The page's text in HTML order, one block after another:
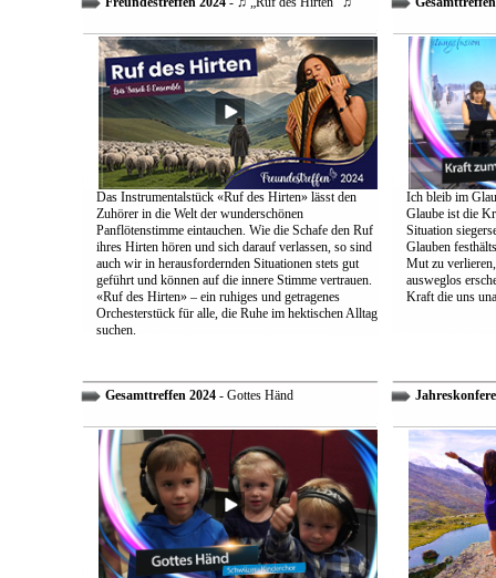
Das Instrumentalstück «Ruf des Hirten» lässt den
Zuhörer in die Welt der wunderschönen
Panflötenstimme eintauchen. Wie die Schafe den Ruf
ihres Hirten hören und sich darauf verlassen, so sind
auch wir in herausfordernden Situationen stets gut
geführt und können auf die innere Stimme vertrauen.
«Ruf des Hirten» – ein ruhiges und getragenes
Orchesterstück für alle, die Ruhe im hektischen Alltag
suchen.
Ich bleib im
Glaube ist die
Situation
Glauben
Mut zu
ausweglos
Kraft die uns
Gesamttreffen 2024- Gottes Händ